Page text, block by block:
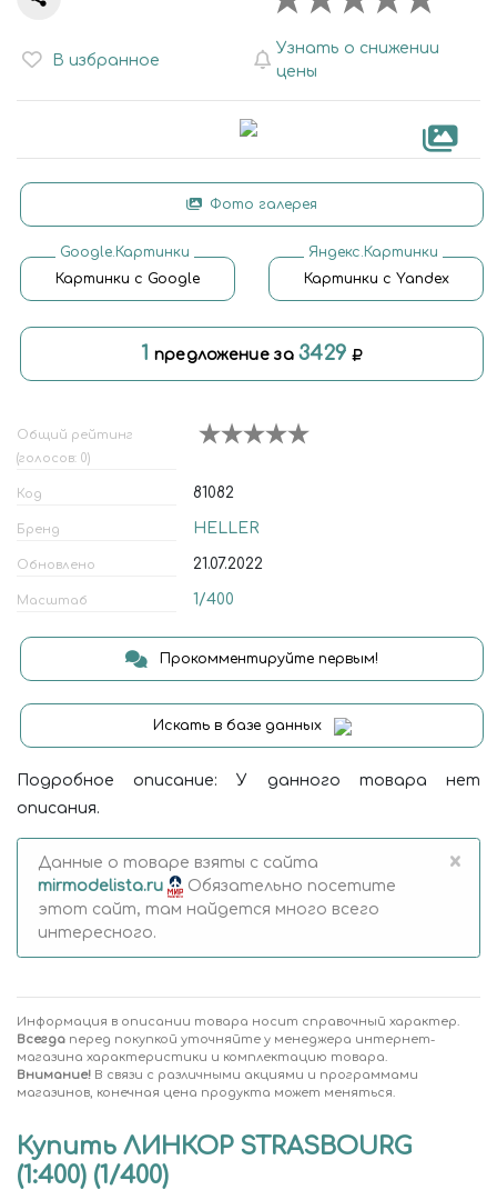
В избранное
Узнать о снижении
цены
Фото галерея
Google.Картинки
Картинки с Google
Яндекс.Картинки
Картинки с Yandex
1 предложение за3429
Общий рейтинг
(голосов: 0)
Код 81082
Бренд HELLER
Обновлено 21.07.2022
Масштаб 1/400
Прокомментируйте первым!
Искать в базе данных
Подробное описание: У данного товара нет
описания.
Данные о товаре взяты с сайта
mirmodelista.ru
Обязательно посетите
этот сайт, там найдется много всего
интересного.
×
Информация в описании товара носит справочный характер.
Всегда перед покупкой уточняйте у менеджера интернет-
магазина характеристики и комплектацию товара.
Внимание! В связи с различными акциями и программами
магазинов, конечная цена продукта может меняться.
Купить ЛИНКОР STRASBOURG
(1:400) (1/400)